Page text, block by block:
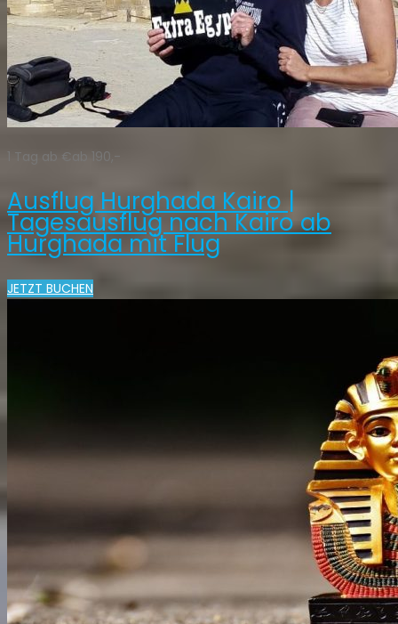
1 Tag ab €ab 190,-
Ausflug Hurghada Kairo |
Tagesausflug nach Kairo ab
Hurghada mit Flug
JETZT BUCHEN